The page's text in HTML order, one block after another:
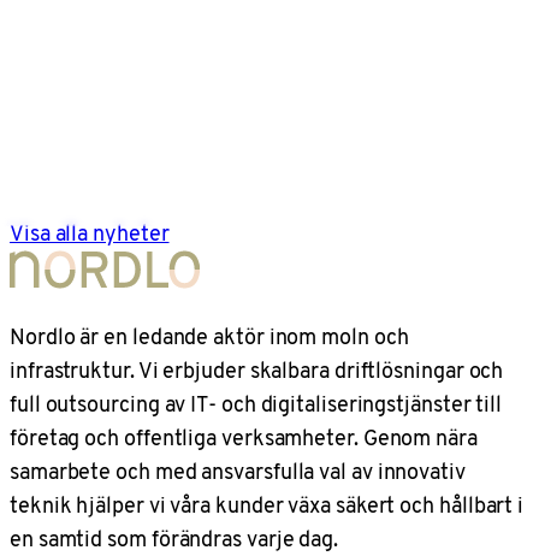
Visa alla nyheter
Nordlo är en ledande aktör inom moln och
infrastruktur. Vi erbjuder skalbara driftlösningar och
full outsourcing av IT- och digitaliseringstjänster till
företag och offentliga verksamheter. Genom nära
samarbete och med ansvarsfulla val av innovativ
teknik hjälper vi våra kunder växa säkert och hållbart i
en samtid som förändras varje dag.